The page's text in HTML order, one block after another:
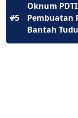
#5
Oknum
Pembuatan
Bantah